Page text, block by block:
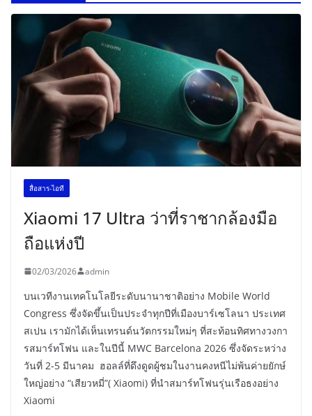
สื่อสาร-ไอที
Xiaomi 17 Ultra ว่าที่ราชากล้องมือ
ถือแห่งปี
02/03/2026 admin
บนเวทีงานเทคโนโลยีระดับนานาชาติอย่าง Mobile World
Congress ซึ่งจัดขึ้นเป็นประจำทุกปีที่เมืองบาร์เซโลนา ประเทศ
สเปน เรามักได้เห็นเทรนด์นวัตกรรมใหม่ๆ ที่สะท้อนทิศทางวงกา
รสมาร์ทโฟน และในปีนี้ MWC Barcelona 2026 ซึ่งจัดระหว่าง
วันที่ 2-5 มีนาคม ฮอลล์ที่ดึงดูดผู้ชมในงานคงหนีไม่พ้นค่ายยักษ์
ใหญ่อย่าง “เสียวหมี่”( Xiaomi) ที่นำสมาร์ทโฟนรุ่นเรือธงอย่าง
Xiaomi